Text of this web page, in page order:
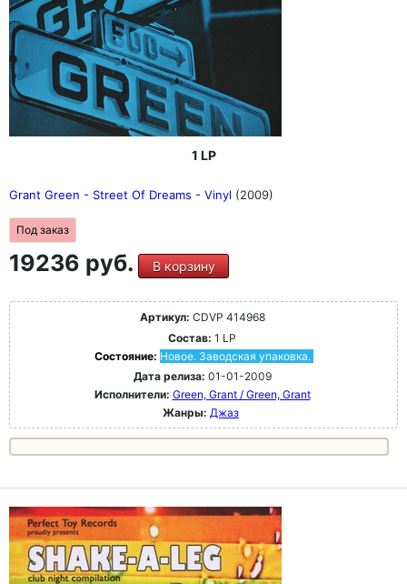
1 LP
Grant Green - Street Of Dreams - Vinyl (2009)
Под заказ
19236 руб. В корзину
Артикул: CDVP 414968
Состав: 1 LP
Состояние: Новое. Заводская упаковка.
Дата релиза: 01-01-2009
Исполнители: Green, Grant / Green, Grant
Жанры: Джаз